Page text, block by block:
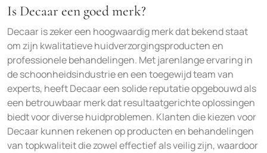
Is Decaar een goed merk?
Decaar is zeker een hoogwaardig merk dat bekend staat
om zijn kwalitatieve huidverzorgingsproducten en
professionele behandelingen. Met jarenlange ervaring in
de schoonheidsindustrie en een toegewijd team van
experts, heeft Decaar een solide reputatie opgebouwd als
een betrouwbaar merk dat resultaatgerichte oplossingen
biedt voor diverse huidproblemen. Klanten die kiezen voor
Decaar kunnen rekenen op producten en behandelingen
van topkwaliteit die zowel effectief als veilig zijn, waardoor